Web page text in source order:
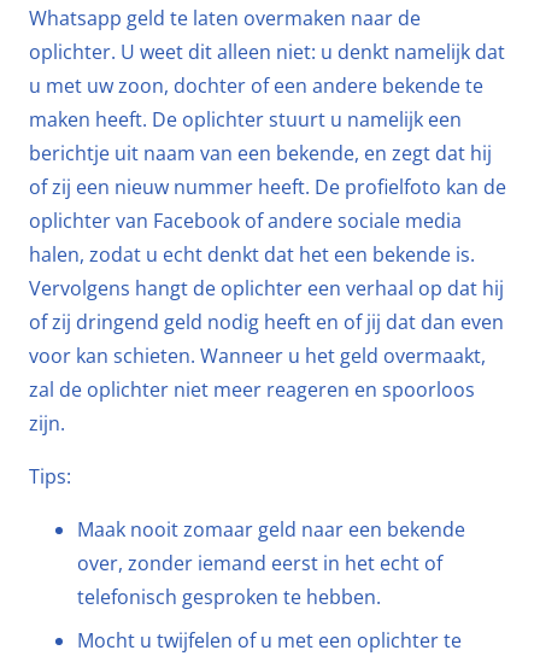
Whatsapp geld te laten overmaken naar de
oplichter. U weet dit alleen niet: u denkt namelijk dat
u met uw zoon, dochter of een andere bekende te
maken heeft. De oplichter stuurt u namelijk een
berichtje uit naam van een bekende, en zegt dat hij
of zij een nieuw nummer heeft. De profielfoto kan de
oplichter van Facebook of andere sociale media
halen, zodat u echt denkt dat het een bekende is.
Vervolgens hangt de oplichter een verhaal op dat hij
of zij dringend geld nodig heeft en of jij dat dan even
voor kan schieten. Wanneer u het geld overmaakt,
zal de oplichter niet meer reageren en spoorloos
zijn.
Tips:
Maak nooit zomaar geld naar een bekende
over, zonder iemand eerst in het echt of
telefonisch gesproken te hebben.
Mocht u twijfelen of u met een oplichter te